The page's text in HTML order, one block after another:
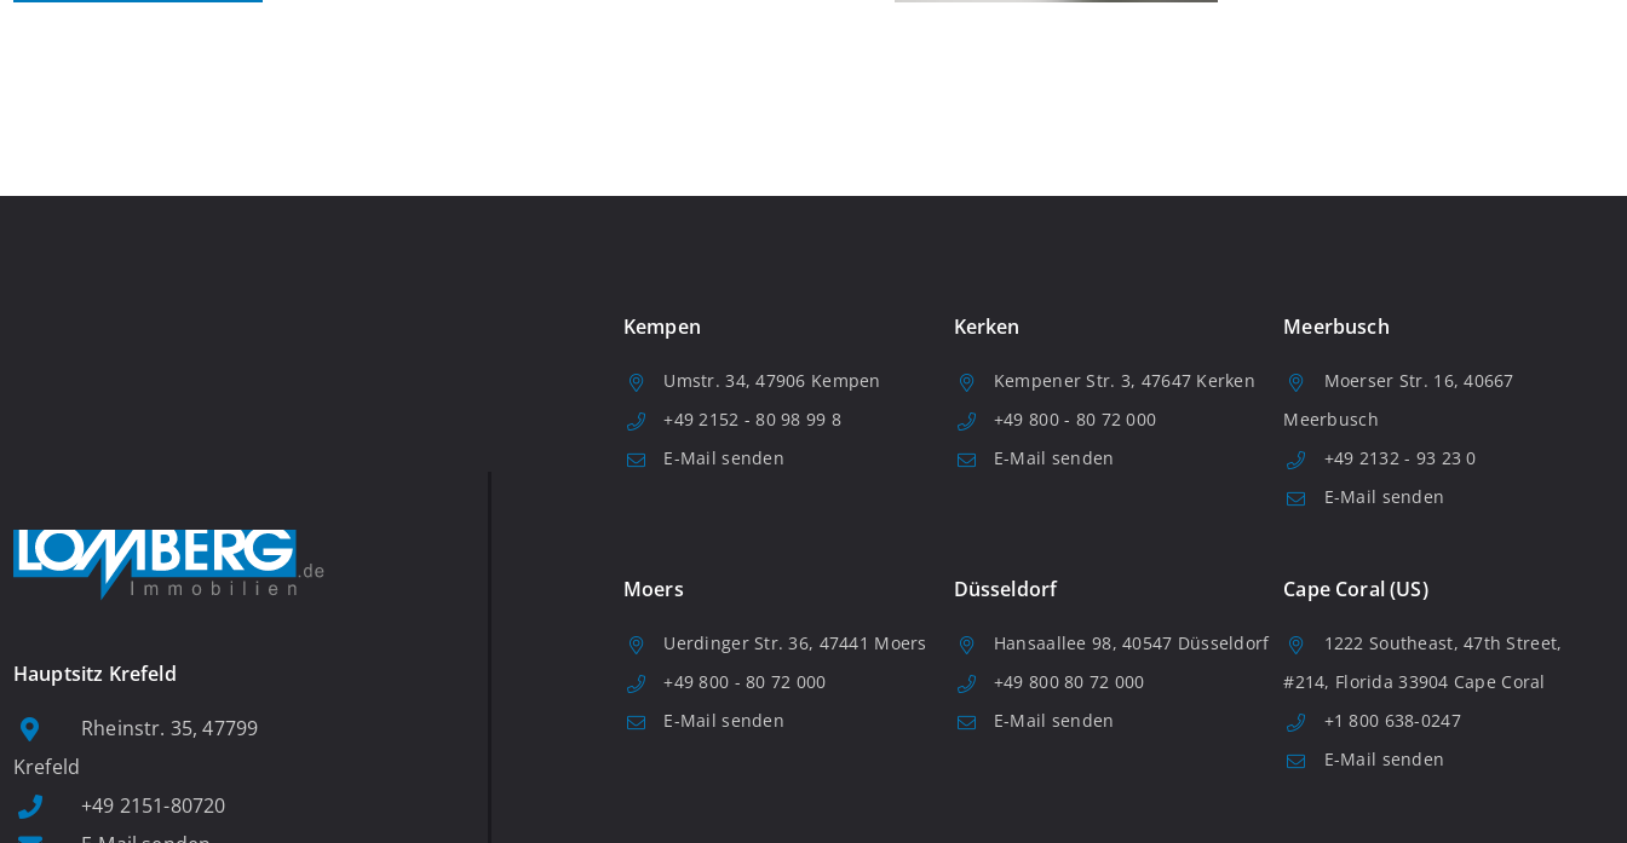
Hauptsitz Krefeld
Rheinstr. 35, 47799
Krefeld
+49 2151-80720
Kempen
Umstr. 34, 47906 Kempen
+49 2152 - 80 98 99 8
E-Mail senden
Kerken
Kempener Str. 3, 47647 Kerken
+49 800 - 80 72 000
E-Mail senden
Meerbusch
Moerser Str. 16, 40667
Meerbusch
+49 2132 - 93 23 0
E-Mail senden
Moers
Uerdinger Str. 36, 47441 Moers
+49 800 - 80 72 000
E-Mail senden
Düsseldorf
Hansaallee 98, 40547 Düsseldorf
+49 800 80 72 000
E-Mail senden
Cape Coral (US)
1222 Southeast, 47th Street,
#214, Florida 33904 Cape Coral
+1 800 638-0247
E-Mail senden